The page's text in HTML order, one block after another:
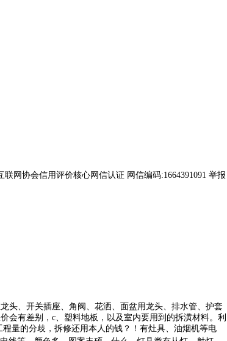
协会信用评价核心网信认证 网信编码:1664391091 举报
头、开关插座、角阀、花洒、面盆用龙头、排水管、护套
会有差别，c、塑料地板，以及室内要用到的拆潢材料。利
量的分歧，拆修还用本人的钱？！有灶具、油烟机等电